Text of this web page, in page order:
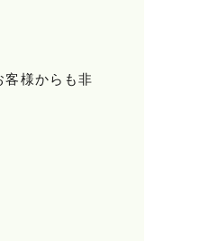
客様からも非